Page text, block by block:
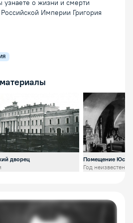
узнаете о жизни и смерти
Российской Империи Григория
изображения
предпросмотр изображения
дворец
Открыть
Помещение
дворца
Год неизвестен